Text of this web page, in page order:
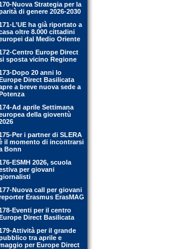
Nuova Strategia per la
di genere 2026-2030
L’UE ha già riportato a
oltre 8.000 cittadini
dal Medio Oriente
Centro Europe Direct
sposta vicino Regione
Dopo 20 anni lo
Direct Basilicata
a breve nuova sede a
Ad aprile Settimana
della gioventù
Per i partner di SLERA
il momento di incontrarsi
Bonn
ESMH 2026, scuola
per giovani
Nuova call per giovani
Erasmus ErasMAG
Eventi per il centro
Direct Basilicata
Attività per il grande
tra aprile e
per Europe Direct